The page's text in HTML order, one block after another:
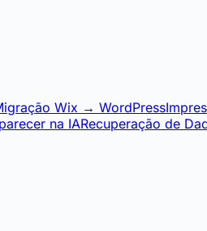
Wix → WordPress
na IARecuperação de